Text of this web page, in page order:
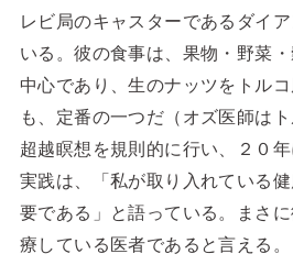
レビ局のキャスターであるダイ
いる。彼の食事は、果物・野菜
中心であり、生のナッツをトル
も、定番の一つだ（オズ医師は
超越瞑想を規則的に行い、２０
実践は、「私が取り入れている
要である」と語っている。まさ
療している医者であると言える。